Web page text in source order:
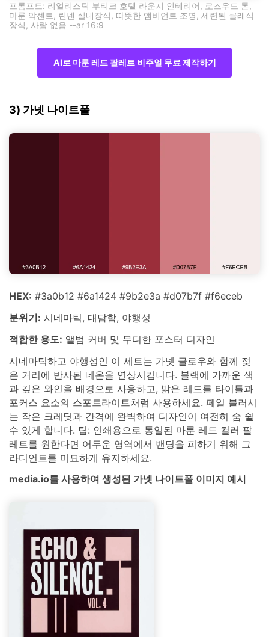
프롬프트: 리얼리스틱 부티크 호텔 라운지 인테리어, 로즈우드 톤,
마룬 악센트, 린넨 실내장식, 따뜻한 앰비언트 조명, 세련된 클래식
장식, 사람 없음 --ar 16:9
AI로 마룬 레드 팔레트 비주얼 무료 제작하기
3) 가넷 나이트폴
HEX: #3a0b12 #6a1424 #9b2e3a #d07b7f #f6eceb
분위기: 시네마틱, 대담함, 야행성
적합한 용도: 앨범 커버 및 무디한 포스터 디자인
시네마틱하고 야행성인 이 세트는 가넷 글로우와 함께 젖
은 거리에 반사된 네온을 연상시킵니다. 블랙에 가까운 색
과 깊은 와인을 배경으로 사용하고, 밝은 레드를 타이틀과
포커스 요소의 스포트라이트처럼 사용하세요. 페일 블러시
는 작은 크레딧과 간격에 완벽하여 디자인이 여전히 숨 쉴
수 있게 합니다. 팁: 인쇄용으로 통일된 마룬 레드 컬러 팔
레트를 원한다면 어두운 영역에서 밴딩을 피하기 위해 그
라디언트를 미묘하게 유지하세요.
media.io를 사용하여 생성된 가넷 나이트폴 이미지 예시